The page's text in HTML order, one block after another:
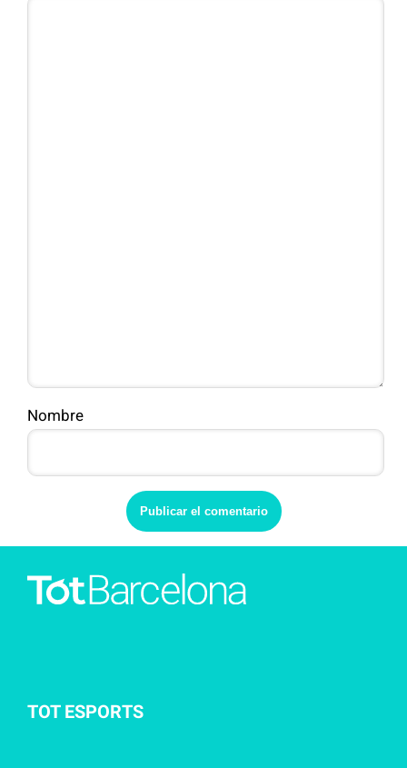
Nombre
TOT ESPORTS